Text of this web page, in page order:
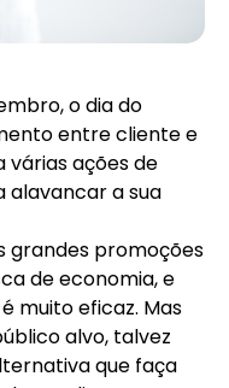
odia do
entre cliente e
várias ações de
alavancar a sua
grandes promoções
de economia, e
muito eficaz. Mas
alvo, talvez
que faça